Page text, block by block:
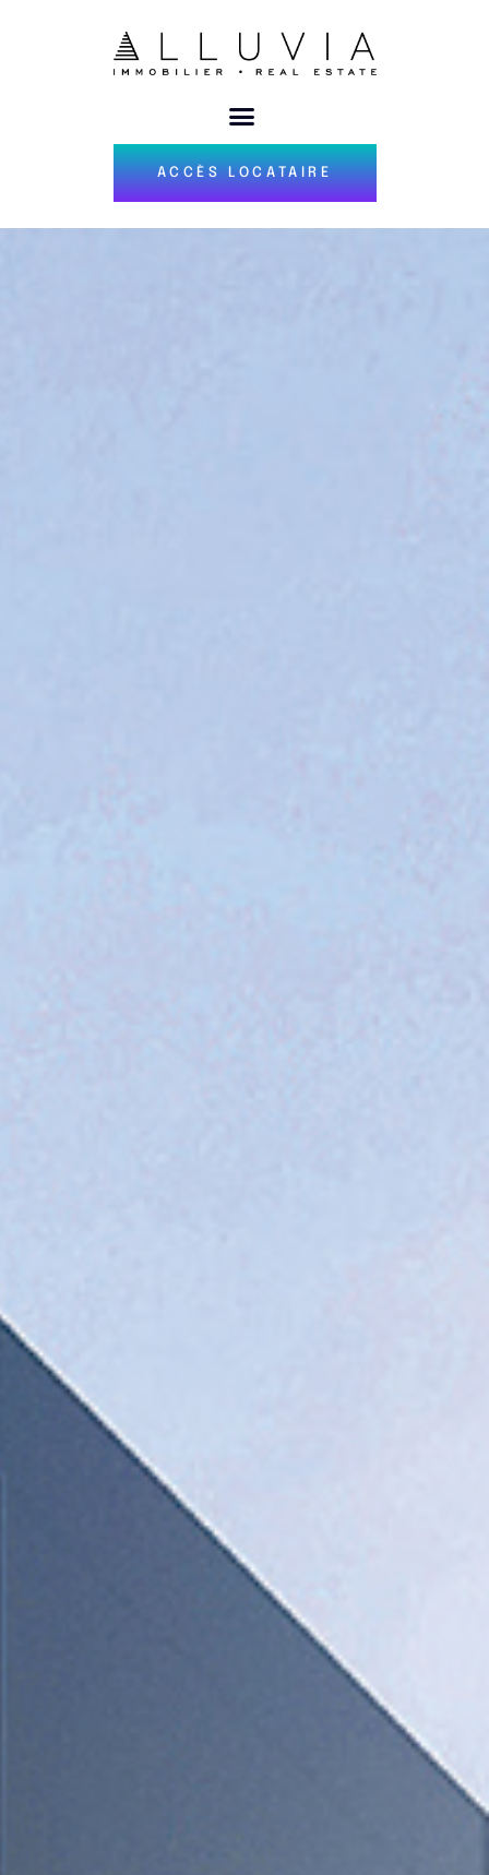
ACCÈS LOCATAIRE